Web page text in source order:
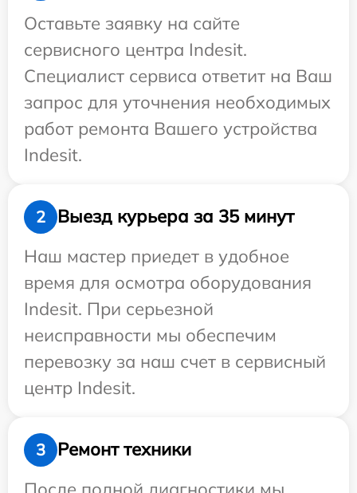
Оставьте заявку на сайте
сервисного центра Indesit.
Специалист сервиса ответит на Ваш
запрос для уточнения необходимых
работ ремонта Вашего устройства
Indesit.
2
Выезд курьера за 35 минут
Наш мастер приедет в удобное
время для осмотра оборудования
Indesit. При серьезной
неисправности мы обеспечим
перевозку за наш счет в сервисный
центр Indesit.
3
Ремонт техники